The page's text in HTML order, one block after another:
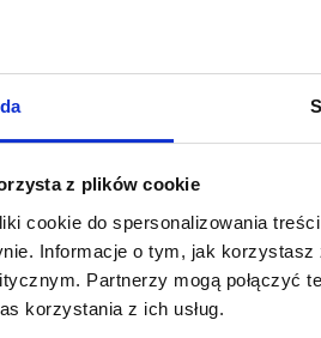
z plików cookie
cookie do spersonalizowania
Informacje o tym, jak
Partnerzy mogą połączyć
korzystania z ich usług.